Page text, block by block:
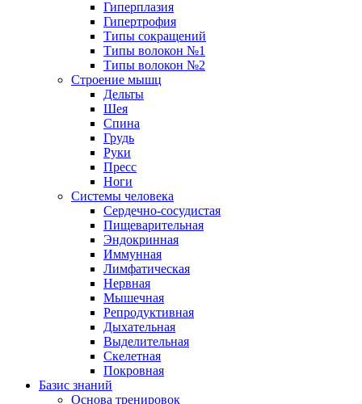
Гиперплазия
Гипертрофия
Типы сокращений
Типы волокон №1
Типы волокон №2
Строение мышц
Дельты
Шея
Спина
Грудь
Руки
Пресс
Ноги
Системы человека
Сердечно-сосудистая
Пищеварительная
Эндокринная
Иммунная
Лимфатическая
Нервная
Мышечная
Репродуктивная
Дыхательная
Выделительная
Скелетная
Покровная
Базис знаний
Основа тренировок